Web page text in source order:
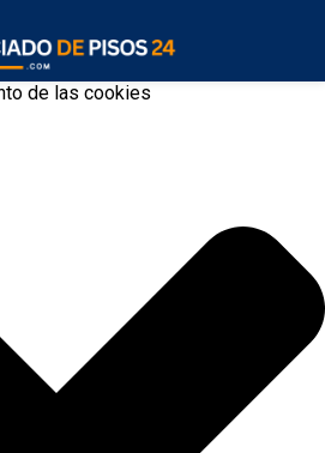
de las cookies